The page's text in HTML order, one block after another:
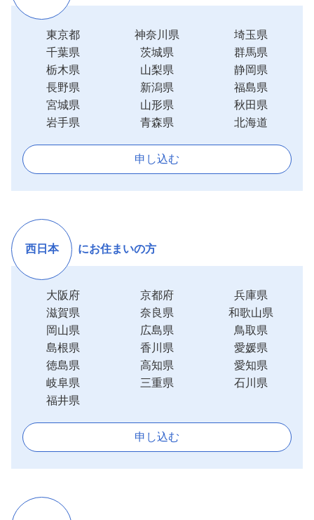
西日本 にお住まいの方
大阪府 京都府
兵庫県
滋賀県
奈良県
和歌山県
岡山県
広島県
鳥取県
島根県
香川県
愛媛県
徳島県
高知県
愛知県
岐阜県
三重県
石川県
福井県
申し込む
東京都 神奈川県
埼玉県
千葉県
茨城県
群馬県
栃木県
山梨県
静岡県
長野県
新潟県
福島県
宮城県
山形県
秋田県
岩手県
青森県 北海道
申し込む